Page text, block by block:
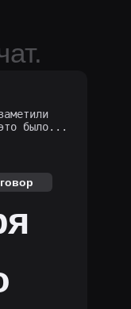
было...